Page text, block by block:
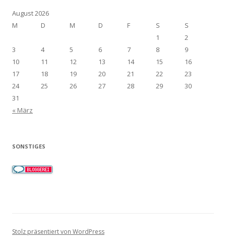
August 2026
M
D M D F S
S
1
2
3
4 5 6 7 8
9
10
11 12 13 14 15
16
17
18 19 20 21 22
23
24
25 26 27 28 29
30
31
« März
SONSTIGES
Stolz präsentiert von WordPress